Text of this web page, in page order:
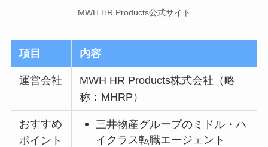
MWH HR Products公式サイト
項目 内容
運営会社
MWH HR Products株式会社（略
称：MHRP）
おすすめ
ポイント
三井物産グループのミドル・ハ
イクラス転職エージェント